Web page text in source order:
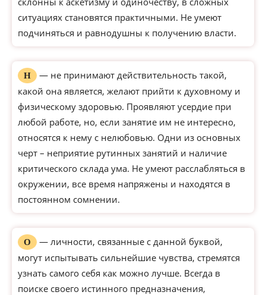
ситуациях становятся практичными. Не умеют
подчиняться и равнодушны к получению власти.
Н
— не принимают действительность такой,
какой она является, желают прийти к духовному и
физическому здоровью. Проявляют усердие при
любой работе, но, если занятие им не интересно,
относятся к нему с нелюбовью. Одни из основных
черт – неприятие рутинных занятий и наличие
критического склада ума. Не умеют расслабляться в
окружении, все время напряжены и находятся в
постоянном сомнении.
О
— личности, связанные с данной буквой,
могут испытывать сильнейшие чувства, стремятся
узнать самого себя как можно лучше. Всегда в
поиске своего истинного предназначения,